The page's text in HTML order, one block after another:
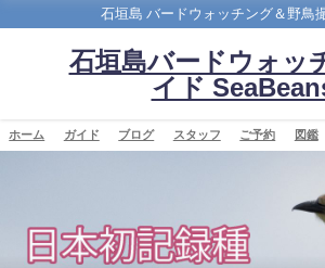
石垣島 バードウォッチング＆野鳥
石垣島バードウォッ
イド
ホーム ガイド ブログ スタッフ ご予約 図鑑